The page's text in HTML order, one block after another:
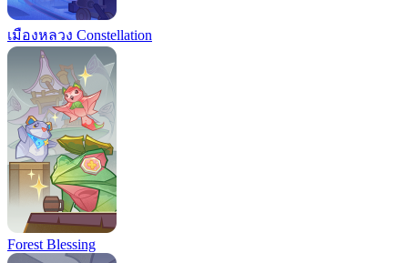
เมืองหลวง Constellation
Forest Blessing